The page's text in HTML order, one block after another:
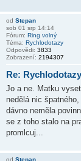
od Stepan
sob 01 srp 14:14
Fórum: Ring volný
Téma: Rychlodotazy
Odpovědi: 3833
Zobrazení: 2194307
Re: Rychlodotazy
Jo a ne. Matku
nedělá nic
dávno neměla
se z toho stalo na
promlcuj...
od Stepan